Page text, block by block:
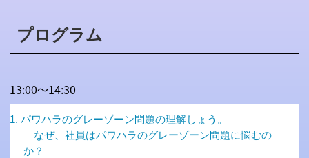
プログラム
13:00～14:30
1. パワハラのグレーゾーン問題の理解しょう。
なぜ、社員はパワハラのグレーゾーン問題に悩むの
か？